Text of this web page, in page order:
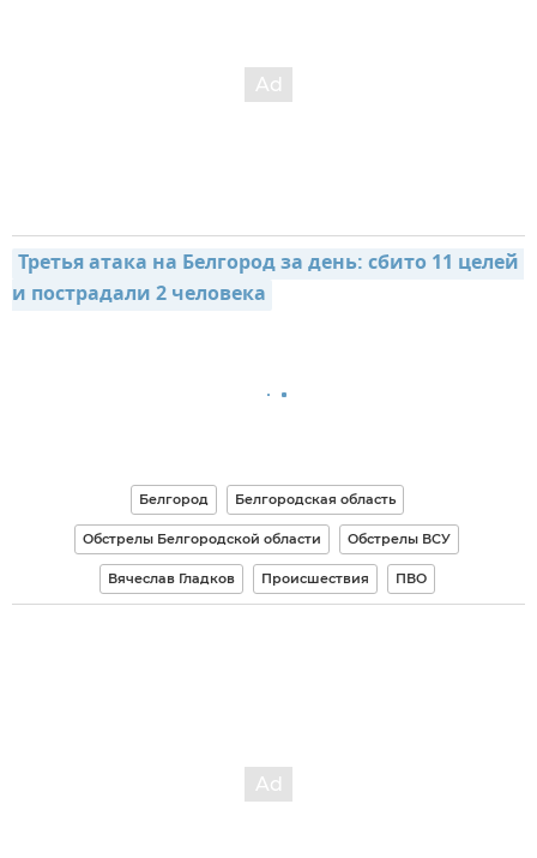
Третья атака на Белгород за день: сбито 11 целей
и пострадали 2 человека
Белгород Белгородская область
Обстрелы Белгородской области Обстрелы ВСУ
Вячеслав Гладков Происшествия ПВО